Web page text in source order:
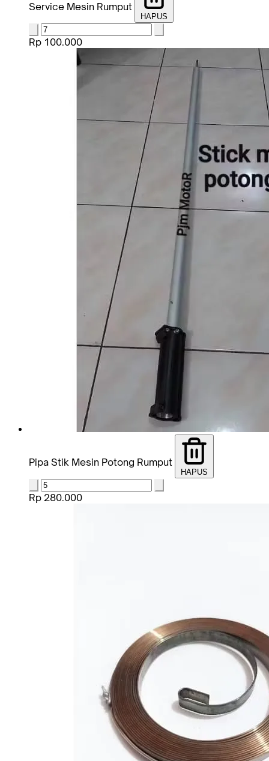
Service Mesin Rumput
HAPUS
Rp 100.000
Pipa Stik Mesin Potong Rumput
HAPUS
Rp 280.000